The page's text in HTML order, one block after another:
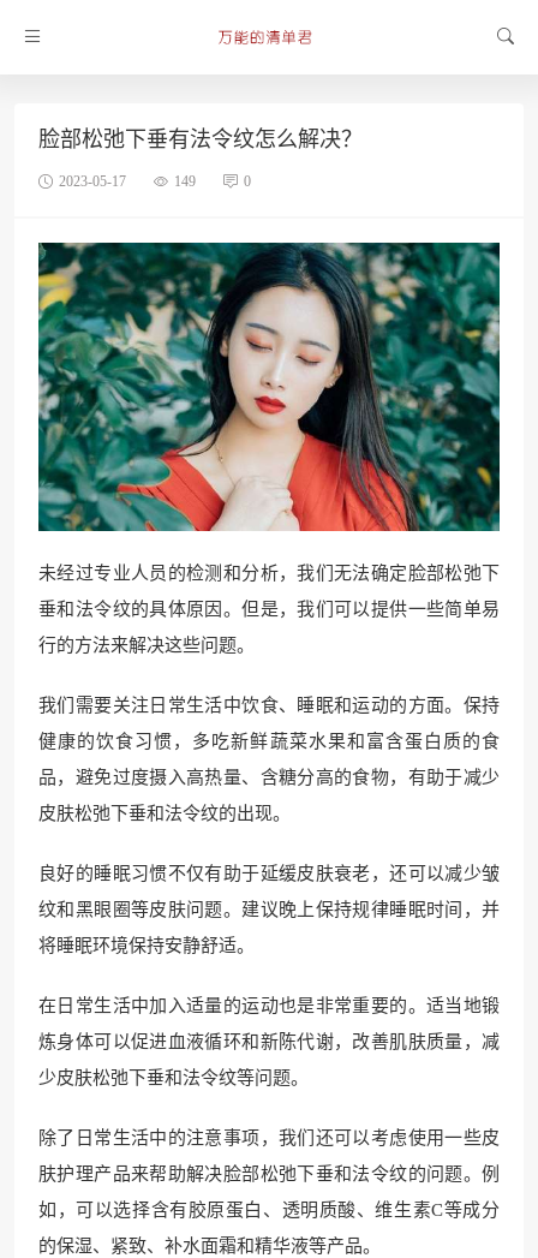
脸部松弛下垂有法令纹怎么解决？
2023-05-17 149 0
未经过专业人员的检测和分析，我们无法确定脸部松弛下
垂和法令纹的具体原因。但是，我们可以提供一些简单易
行的方法来解决这些问题。
我们需要关注日常生活中饮食、睡眠和运动的方面。保持
健康的饮食习惯，多吃新鲜蔬菜水果和富含蛋白质的食
品，避免过度摄入高热量、含糖分高的食物，有助于减少
皮肤松弛下垂和法令纹的出现。
良好的睡眠习惯不仅有助于延缓皮肤衰老，还可以减少皱
纹和黑眼圈等皮肤问题。建议晚上保持规律睡眠时间，并
将睡眠环境保持安静舒适。
在日常生活中加入适量的运动也是非常重要的。适当地锻
炼身体可以促进血液循环和新陈代谢，改善肌肤质量，减
少皮肤松弛下垂和法令纹等问题。
除了日常生活中的注意事项，我们还可以考虑使用一些皮
肤护理产品来帮助解决脸部松弛下垂和法令纹的问题。例
如，可以选择含有胶原蛋白、透明质酸、维生素C等成分
的保湿、紧致、补水面霜和精华液等产品。